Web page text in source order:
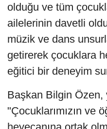
olduğu ve tüm
ailelerinin davetli
müzik ve dans
getirerek çocuklara
eğitici bir deneyim
Başkan Bilgin Özen,
"Çocuklarımızın ve